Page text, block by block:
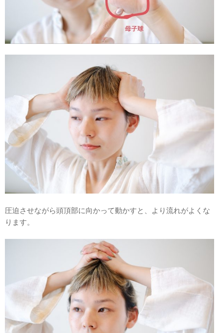
圧迫させながら頭頂部に向かって動かすと、より流れがよくな
ります。